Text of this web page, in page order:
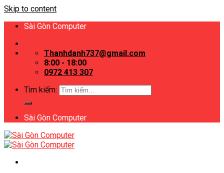
Skip to content
Sài Gòn Computer
Thanhdanh737@gmail.com
8:00 - 18:00
0972 413 307
Tìm kiếm:
Sài Gòn Computer